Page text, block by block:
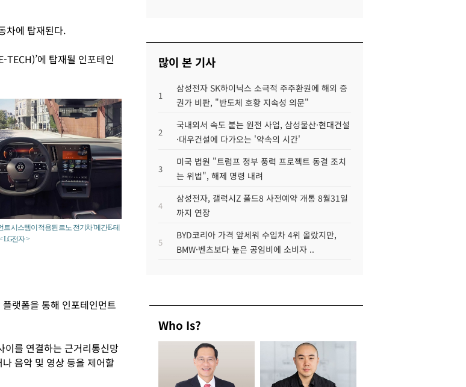
차에 탑재된다.
TECH)’에 탑재될 인포테인
시스템이 적용된 르노 전기차 '메간 E-테
LG전자 >
랫폼을 통해 인포테인먼트
이를 연결하는 근거리통신망
음악 및 영상 등을 제어할
많이 본 기사
1
삼성전자 SK하이닉스 소극적 주주환원에 해외 증
권가 비판, "반도체 호황 지속성 의문"
2
국내외서 속도 붙는 원전 사업, 삼성물산·현대건설
·대우건설에 다가오는 '약속의 시간'
3
미국 법원 "트럼프 정부 풍력 프로젝트 동결 조치
는 위법", 해제 명령 내려
4
삼성전자, 갤럭시Z 폴드8 사전예약 개통 8월31일
까지 연장
5
BYD코리아 가격 앞세워 수입차 4위 올랐지만,
BMW·벤츠보다 높은 공임비에 소비자 ..
Who Is?